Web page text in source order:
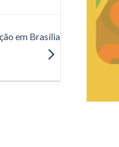
em Brasília